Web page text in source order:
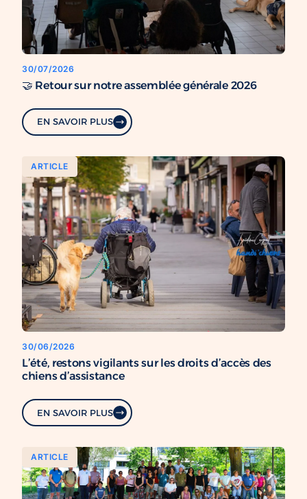
30/07/2026
🤝 Retour sur notre assemblée générale 2026
EN SAVOIR PLUS
ARTICLE
30/06/2026
L’été, restons vigilants sur les droits d’accès des
chiens d’assistance
EN SAVOIR PLUS
ARTICLE